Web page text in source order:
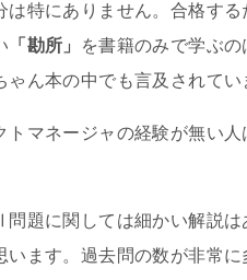
は特にありません。合格す
「勘所」
を書籍のみで学ぶの
ん本の中でも言及されてい
トマネージャの経験が無い
題に関しては細かい解説は
います。過去問の数が非常